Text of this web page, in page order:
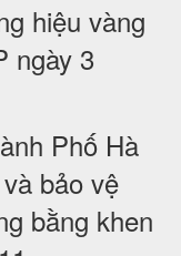
hiệu vàng
ngày 3
Phố Hà
bảo vệ
bằng khen